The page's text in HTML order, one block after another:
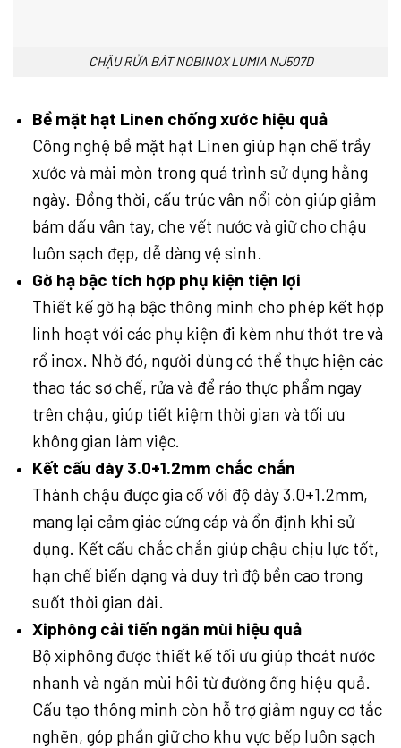
CHẬU RỬA BÁT NOBINOX LUMIA NJ507D
Bề mặt hạt Linen chống xước hiệu quả
Công nghệ bề mặt hạt Linen giúp hạn chế trầy
xước và mài mòn trong quá trình sử dụng hằng
ngày. Đồng thời, cấu trúc vân nổi còn giúp giảm
bám dấu vân tay, che vết nước và giữ cho chậu
luôn sạch đẹp, dễ dàng vệ sinh.
Gờ hạ bậc tích hợp phụ kiện tiện lợi
Thiết kế gờ hạ bậc thông minh cho phép kết hợp
linh hoạt với các phụ kiện đi kèm như thớt tre và
rổ inox. Nhờ đó, người dùng có thể thực hiện các
thao tác sơ chế, rửa và để ráo thực phẩm ngay
trên chậu, giúp tiết kiệm thời gian và tối ưu
không gian làm việc.
Kết cấu dày 3.0+1.2mm chắc chắn
Thành chậu được gia cố với độ dày 3.0+1.2mm,
mang lại cảm giác cứng cáp và ổn định khi sử
dụng. Kết cấu chắc chắn giúp chậu chịu lực tốt,
hạn chế biến dạng và duy trì độ bền cao trong
suốt thời gian dài.
Xiphông cải tiến ngăn mùi hiệu quả
Bộ xiphông được thiết kế tối ưu giúp thoát nước
nhanh và ngăn mùi hôi từ đường ống hiệu quả.
Cấu tạo thông minh còn hỗ trợ giảm nguy cơ tắc
nghẽn, góp phần giữ cho khu vực bếp luôn sạch